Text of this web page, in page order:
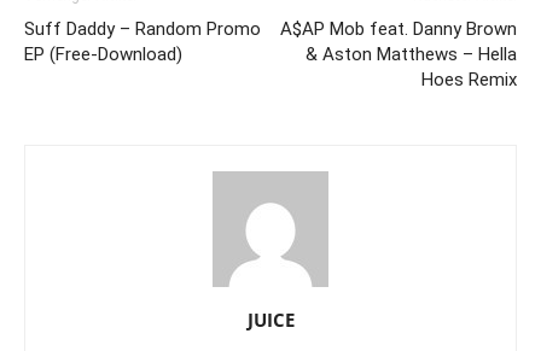
Suff Daddy – Random Promo
EP (Free-Download)
A$AP Mob feat. Danny Brown
& Aston Matthews – Hella
Hoes Remix
JUICE